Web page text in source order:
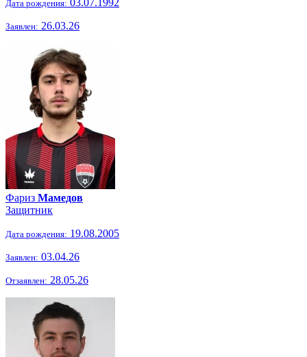
Дата рождения: 03.07.1992
Заявлен: 26.03.26
Фариз Мамедов
Защитник
Дата рождения: 19.08.2005
Заявлен: 03.04.26
Отзаявлен: 28.05.26